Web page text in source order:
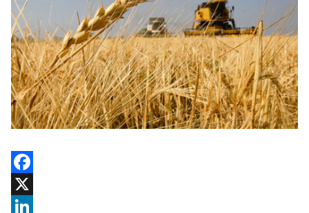
Facebook
X